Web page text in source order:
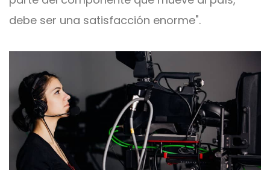
debe ser una satisfacción enorme".